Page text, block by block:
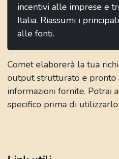
incentivi alle imprese e
Italia. Riassumi i
alle fonti.
Comet elaborerà la tua
output strutturato e pronto
informazioni fornite. Potrai
specifico prima di